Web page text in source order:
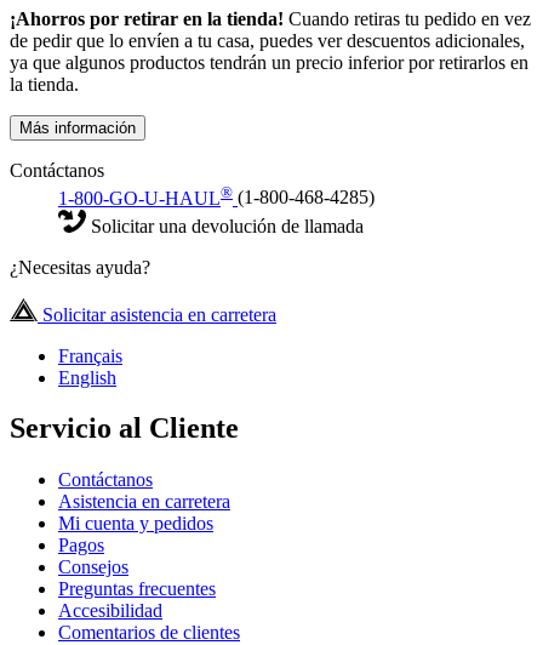
¡Ahorros por retirar en la tienda! Cuando retiras tu pedido en vez
de pedir que lo envíen a tu casa, puedes ver descuentos adicionales,
ya que algunos productos tendrán un precio inferior por retirarlos en
la tienda.
Más información
Contáctanos
1-800-GO-U-HAUL® (1-800-468-4285)
Solicitar una devolución de llamada
¿Necesitas ayuda?
Solicitar asistencia en carretera
Français
English
Servicio al Cliente
Contáctanos
Asistencia en carretera
Mi cuenta y pedidos
Pagos
Consejos
Preguntas frecuentes
Accesibilidad
Comentarios de clientes